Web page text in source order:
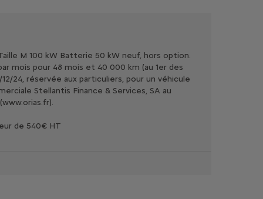
M 100 kW Batterie 50 kW neuf, hors option.
mois pour 48 mois et 40 000 km (au 1er des
24, réservée aux particuliers, pour un véhicule
Stellantis Finance & Services, SA au
de 540€ HT